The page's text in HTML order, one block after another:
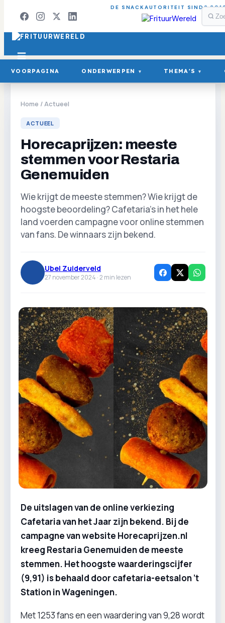
DE SNACKAUTORITEIT SINDS
VOORPAGINA ONDERWERPEN ▾ THEMA'S ▾
Home /Actueel
ACTUEEL
Horecaprijzen: meeste
stemmen voor Restaria
Genemuiden
Wie krijgt de meeste stemmen? Wie krijgt de
hoogste beoordeling? Cafetaria's in het hele
land voerden campagne voor online stemmen
van fans. De winnaars zijn bekend.
Ubel Zuiderveld
27 november 2024 ·2 min lezen
De uitslagen van de online verkiezing
Cafetaria van het Jaar zijn bekend. Bij de
campagne van website Horecaprijzen.nl
kreeg Restaria Genemuiden de meeste
stemmen. Het hoogste waarderingscijfer
(9,91) is behaald door cafetaria-eetsalon ’t
Station in Wageningen.
Met 1253 fans en een waardering van 9,28 wordt